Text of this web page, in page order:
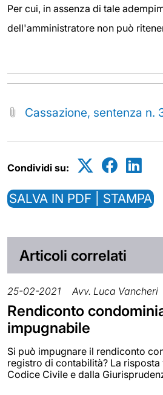
Per cui, in assenza di tale
dell'amministratore non può
Cassazione, sentenza n.
Condividi su:
SALVA IN PDF | STAMPA
Articoli correlati
25-02-2021 Avv. Luca Vancheri
Rendiconto
impugnabile
Si può impugnare il rendiconto
registro di contabilità? La
Codice Civile e dalla